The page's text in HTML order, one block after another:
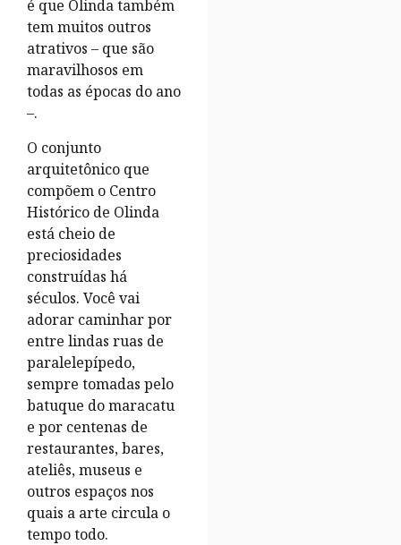
é que Olinda também
tem muitos outros
atrativos – que são
maravilhosos em
todas as épocas do ano
–.
O conjunto
arquitetônico que
compõem o Centro
Histórico de Olinda
está cheio de
preciosidades
construídas há
séculos. Você vai
adorar caminhar por
entre lindas ruas de
paralelepípedo,
sempre tomadas pelo
batuque do maracatu
e por centenas de
restaurantes, bares,
ateliês, museus e
outros espaços nos
quais a arte circula o
tempo todo.